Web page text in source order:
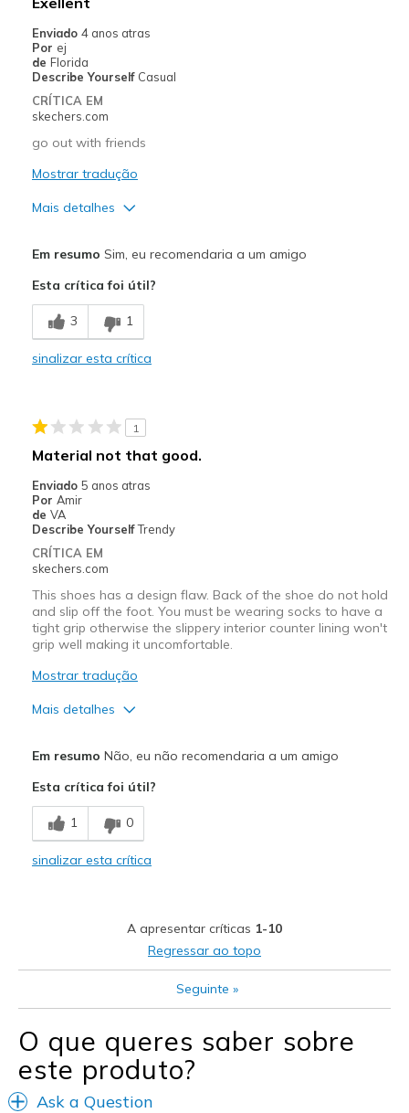
Width
Sizing
Feels half size too big
View On Shoes
Enviado 4 anos atras
Por ej
de Florida
Describe Yourself Casual
CRÍTICA EM
skechers.com
go out with friends
Mostrar tradução
Mais detalhes
Melhores utilizações
Going Out
Travel
Sizing
Feels true to size
View On Shoes
I'm Into Shoes
Em resumo Sim, eu recomendaria a um amigo
Esta crítica foi útil?
3 1
sinalizar esta crítica
1
Material not that good.
Enviado 5 anos atras
Por Amir
de VA
Describe YourselfTrendy
CRÍTICA EM
skechers.com
This shoes has a design flaw. Back of the shoe do not hold
and slip off the foot. You must be wearing socks to have a
tight grip otherwise the slippery interior counter lining won't
grip well making it uncomfortable.
Mostrar tradução
Mais detalhes
Contras
Poor Cushioning
Feels too wide
View On Shoes
I'm Into Shoes
Em resumo Não, eu não recomendaria a um amigo
Esta crítica foi útil?
1 0
sinalizar esta crítica
A apresentar críticas 1-10
Regressar ao topo
Seguinte »
O que queres saber sobre
este produto?
Ask a Question